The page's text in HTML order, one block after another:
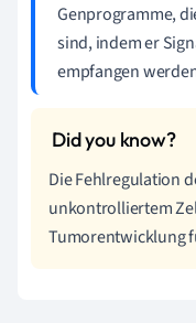
Genprogramme,
sind, indem er
empfangen
Die Fehlregulation
unkontrolliertem
Tumorentwicklung